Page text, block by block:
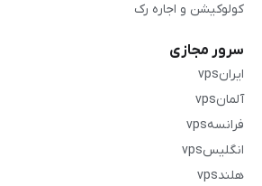
کولوکیشن و اجاره رک
سرور مجازی
ایرانvps
آلمانvps
فرانسهvps
انگلیسvps
هلندvps